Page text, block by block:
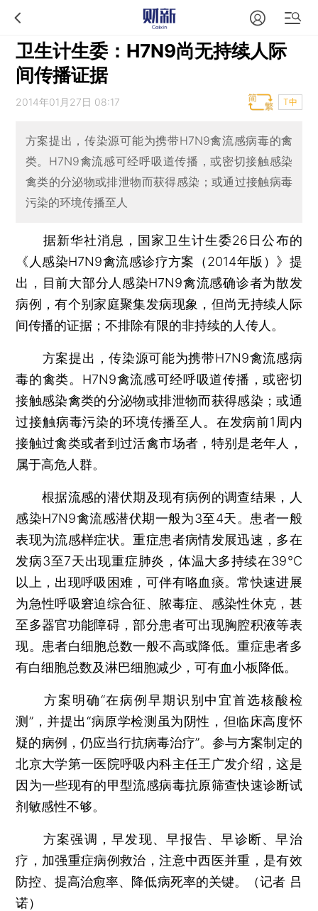
卫生计生委：H7N9尚无持续人际
间传播证据
2014年01月27日 08:17 T中
方案提出，传染源可能为携带H7N9禽流感病毒的禽
类。H7N9禽流感可经呼吸道传播，或密切接触感染
禽类的分泌物或排泄物而获得感染；或通过接触病毒
污染的环境传播至人
据新华社消息，国家卫生计生委26日公布的
《人感染H7N9禽流感诊疗方案（2014年版）》提
出，目前大部分人感染H7N9禽流感确诊者为散发
病例，有个别家庭聚集发病现象，但尚无持续人际
间传播的证据；不排除有限的非持续的人传人。
方案提出，传染源可能为携带H7N9禽流感病
毒的禽类。H7N9禽流感可经呼吸道传播，或密切
接触感染禽类的分泌物或排泄物而获得感染；或通
过接触病毒污染的环境传播至人。在发病前1周内
接触过禽类或者到过活禽市场者，特别是老年人，
属于高危人群。
根据流感的潜伏期及现有病例的调查结果，人
感染H7N9禽流感潜伏期一般为3至4天。患者一般
表现为流感样症状。重症患者病情发展迅速，多在
发病3至7天出现重症肺炎，体温大多持续在39℃
以上，出现呼吸困难，可伴有咯血痰。常快速进展
为急性呼吸窘迫综合征、脓毒症、感染性休克，甚
至多器官功能障碍，部分患者可出现胸腔积液等表
现。患者白细胞总数一般不高或降低。重症患者多
有白细胞总数及淋巴细胞减少，可有血小板降低。
方案明确“在病例早期识别中宜首选核酸检
测”，并提出“病原学检测虽为阴性，但临床高度怀
疑的病例，仍应当行抗病毒治疗”。参与方案制定的
北京大学第一医院呼吸内科主任王广发介绍，这是
因为一些现有的甲型流感病毒抗原筛查快速诊断试
剂敏感性不够。
方案强调，早发现、早报告、早诊断、早治
疗，加强重症病例救治，注意中西医并重，是有效
防控、提高治愈率、降低病死率的关键。（记者 吕
诺）